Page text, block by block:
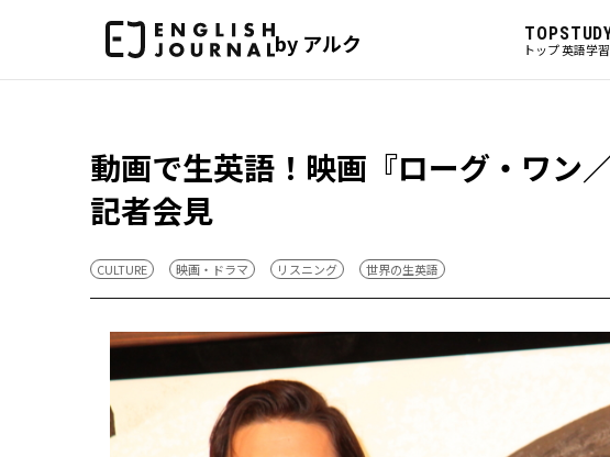
by アルク TOP
トップ英語学習
動画で生英語！映画『ローグ・ワン
記者会見
CULTURE 映画・ドラマ リスニング 世界の生英語